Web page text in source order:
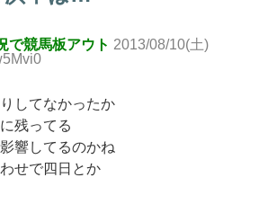
で競馬板アウト 2013/08/10(土)
してなかったか
残ってる
響してるのかね
せで四日とか